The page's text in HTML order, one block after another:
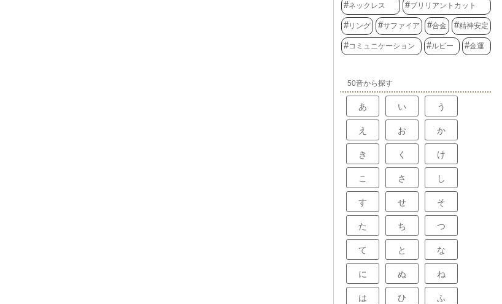
ネックレス ブリリアントカット
リング サファイア 合金 精神安定
コミュニケーション ルビー 金運
50音から探す
あ い う
え お か
き く け
こ さ し
す せ そ
た ち つ
て と な
に ぬ ね
は ひ ふ